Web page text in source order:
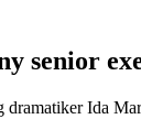
senior
dramatiker Ida